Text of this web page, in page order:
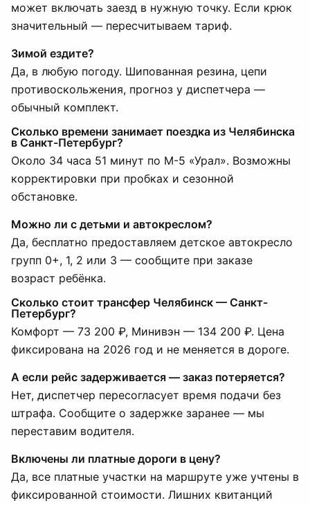
может включать заезд в нужную точку. Если крюк
значительный — пересчитываем тариф.
Зимой ездите?
Да, в любую погоду. Шипованная резина, цепи
противоскольжения, прогноз у диспетчера —
обычный комплект.
Сколько времени занимает поездка из Челябинска
в Санкт-Петербург?
Около 34 часа 51 минут по М-5 «Урал». Возможны
корректировки при пробках и сезонной
обстановке.
Можно ли с детьми и автокреслом?
Да, бесплатно предоставляем детское автокресло
групп 0+, 1, 2 или 3 — сообщите при заказе
возраст ребёнка.
Сколько стоит трансфер Челябинск — Санкт-
Петербург?
Комфорт — 73 200 ₽, Минивэн — 134 200 ₽. Цена
фиксирована на 2026 год и не меняется в дороге.
А если рейс задерживается — заказ потеряется?
Нет, диспетчер пересогласует время подачи без
штрафа. Сообщите о задержке заранее — мы
переставим водителя.
Включены ли платные дороги в цену?
Да, все платные участки на маршруте уже учтены в
фиксированной стоимости. Лишних квитанций